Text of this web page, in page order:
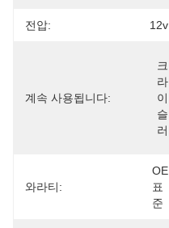
전압: 12v
계속 사용됩니다:
크
라
이
슬
러
와라티:
OE
표
준